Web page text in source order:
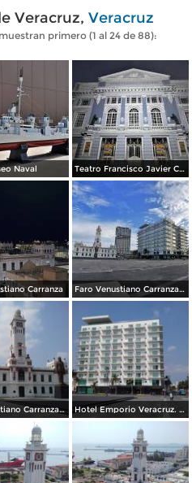
Veracruz, Veracruz
primero (1 al 24 de 88):
Naval Teatro Francisco Javier Clavijero
Carranza Faro Venustiano Carranza y Hotel Emporio
Faro Venustiano Carranza. Mayo/2018 Hotel Emporio Veracruz. Mayo/2018